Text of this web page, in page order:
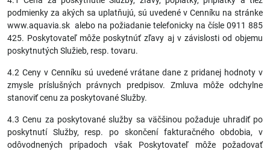
podmienky za akých sa uplatňujú, sú uvedené v Cenníku na stránke
www.aquavia.sk alebo na požiadanie telefonicky na čísle 0911 885
425. Poskytovateľ môže poskytnúť zľavy aj v závislosti od objemu
poskytnutých Služieb, resp. tovaru.
4.2 Ceny v Cenníku sú uvedené vrátane dane z pridanej hodnoty v
zmysle príslušných právnych predpisov. Zmluva môže odchylne
stanoviť cenu za poskytované Služby.
4.3 Cenu za poskytované služby sa väčšinou požaduje uhradiť po
poskytnutí Služby, resp. po skončení fakturačného obdobia, v
odôvodnených prípadoch však Poskytovateľ môže požadovať